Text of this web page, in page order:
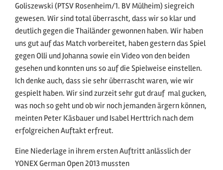
Goliszewski (PTSV Rosenheim/1. BV Mülheim) siegreich
gewesen. Wir sind total überrascht, dass wir so klar und
deutlich gegen die Thailänder gewonnen haben. Wir haben
uns gut auf das Match vorbereitet, haben gestern das Spiel
gegen Olli und Johanna sowie ein Video von den beiden
gesehen und konnten uns so auf die Spielweise einstellen.
Ich denke auch, dass sie sehr überrascht waren, wie wir
gespielt haben. Wir sind zurzeit sehr gut drauf  mal gucken,
was noch so geht und ob wir noch jemanden ärgern können,
meinten Peter Käsbauer und Isabel Herttrich nach dem
erfolgreichen Auftakt erfreut.
Eine Niederlage in ihrem ersten Auftritt anlässlich der
YONEX German Open 2013 mussten